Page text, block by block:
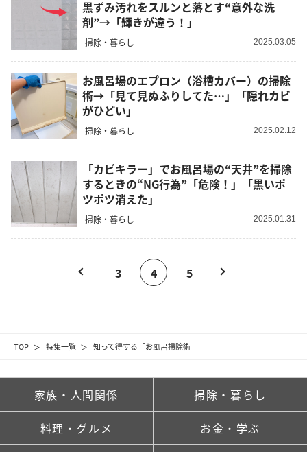
TOP 特集一覧 知って得する「お風呂掃除術」
黒ずみ汚れをスルンと落とす“意外な洗
剤”→「輝きが違う！」
掃除・暮らし 2025.03.05
お風呂場のエプロン（浴槽カバー）の掃除
術→「見て見ぬふりしてた…」「隠れカビ
がひどい」
掃除・暮らし 2025.02.12
「カビキラー」でお風呂場の“天井”を掃除
するときの“NG行為”「危険！」「黒いポ
ツポツ消えた」
掃除・暮らし 2025.01.31
3 4 5
家族・人間関係 掃除・暮らし
料理・グルメ お金・学ぶ